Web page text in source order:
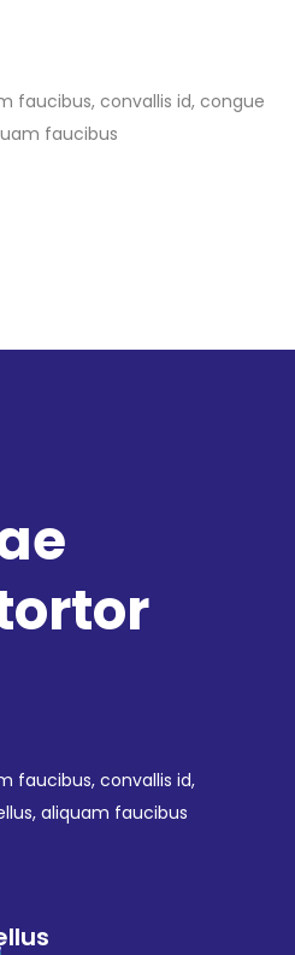
faucibus, convallis id, congue
faucibus
faucibus, convallis id,
aliquam faucibus